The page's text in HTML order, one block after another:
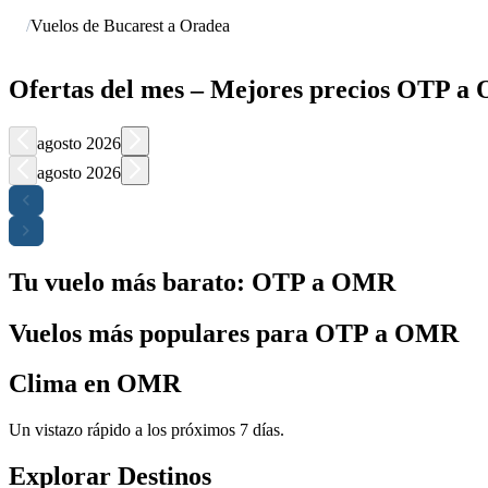
/Vuelos de Bucarest a Oradea
Ofertas del mes – Mejores precios OTP a
agosto 2026
agosto 2026
Tu vuelo más barato: OTP a OMR
Vuelos más populares para OTP a OMR
Clima en OMR
Un vistazo rápido a los próximos 7 días.
Explorar Destinos